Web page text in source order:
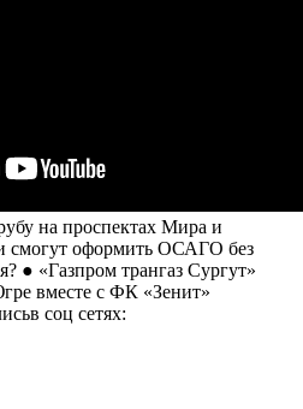
на проспектах Мира и
смогут оформить ОСАГО без
● «Газпром трангаз Сургут»
вместе с ФК «Зенит»
соц сетях: